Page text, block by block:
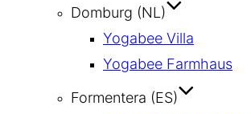
Domburg (NL)
Yogabee Villa
Yogabee Farmhaus
Formentera (ES)